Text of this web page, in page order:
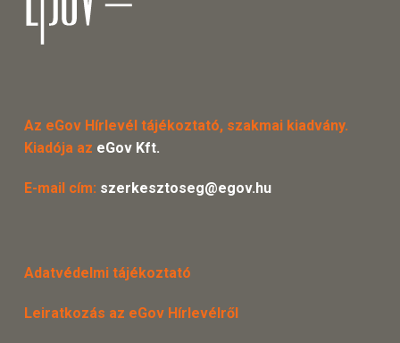
Az eGov Hírlevél tájékoztató, szakmai kiadvány.
Kiadója az eGov Kft.
E-mail cím: szerkesztoseg@egov.hu
Adatvédelmi tájékoztató
Leiratkozás az eGov Hírlevélről